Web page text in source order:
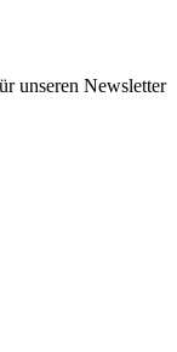
unseren Newsletter